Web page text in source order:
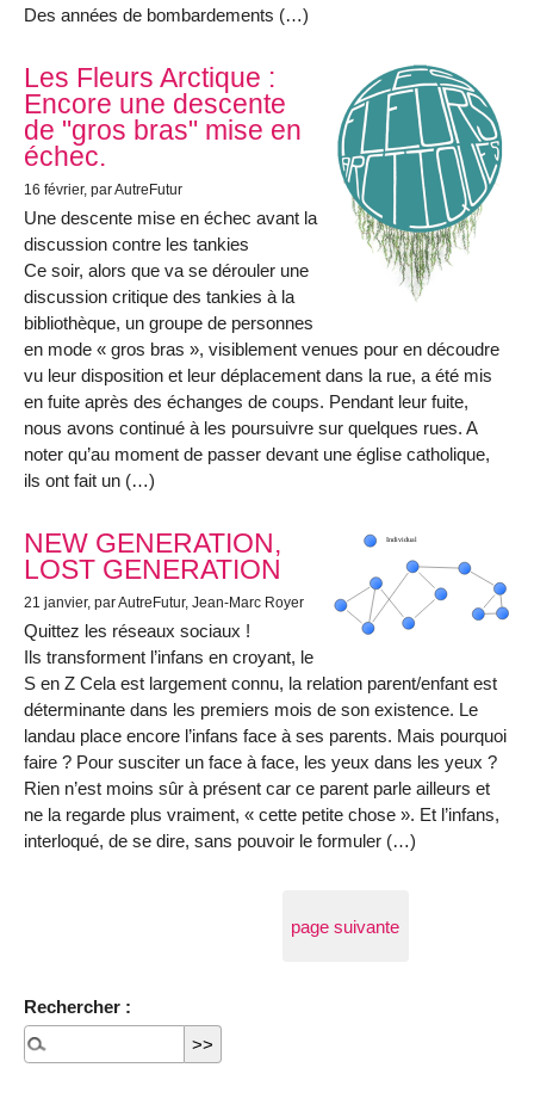
Des années de bombardements (…)
Les Fleurs Arctique :
Encore une descente
de "gros bras" mise en
échec.
16 février, par AutreFutur
Une descente mise en échec avant la
discussion contre les tankies
Ce soir, alors que va se dérouler une
discussion critique des tankies à la
bibliothèque, un groupe de personnes
en mode « gros bras », visiblement venues pour en découdre
vu leur disposition et leur déplacement dans la rue, a été mis
en fuite après des échanges de coups. Pendant leur fuite,
nous avons continué à les poursuivre sur quelques rues. A
noter qu’au moment de passer devant une église catholique,
ils ont fait un (…)
NEW GENERATION,
LOST GENERATION
21 janvier, par AutreFutur, Jean-Marc Royer
Quittez les réseaux sociaux !
Ils transforment l’infans en croyant, le
S en Z Cela est largement connu, la relation parent/enfant est
déterminante dans les premiers mois de son existence. Le
landau place encore l’infans face à ses parents. Mais pourquoi
faire ? Pour susciter un face à face, les yeux dans les yeux ?
Rien n’est moins sûr à présent car ce parent parle ailleurs et
ne la regarde plus vraiment, « cette petite chose ». Et l’infans,
interloqué, de se dire, sans pouvoir le formuler (…)
page suivante
Rechercher :